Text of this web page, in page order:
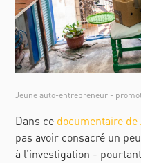
Jeune auto-entrepreneur -
Dans ce documentaire de
pas avoir consacré un
à l’investigation -